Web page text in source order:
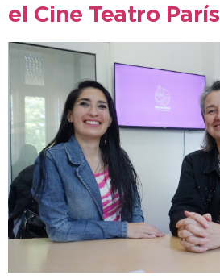
el Cine Teatro París